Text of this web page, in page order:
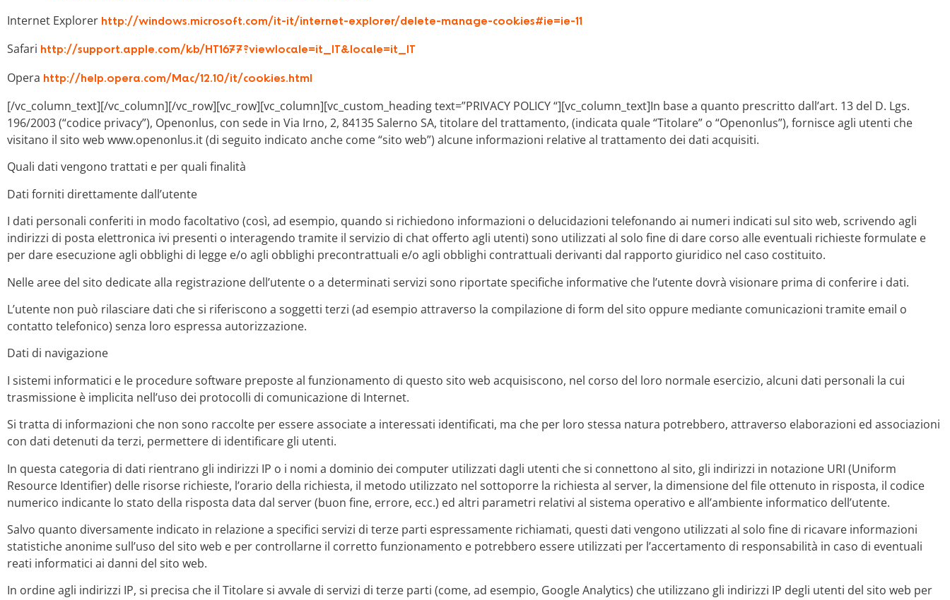
Internet Explorer http://windows.microsoft.com/it-it/internet-explorer/delete-manage-cookies#ie=ie-11
Safari http://support.apple.com/kb/HT1677?viewlocale=it_IT&locale=it_IT
Opera http://help.opera.com/Mac/12.10/it/cookies.html
[/vc_column_text][/vc_column][/vc_row][vc_row][vc_column][vc_custom_heading text=”PRIVACY POLICY “][vc_column_text]In base a quanto prescritto dall’art. 13 del D. Lgs.
196/2003 (“codice privacy”), Openonlus, con sede in Via Irno, 2, 84135 Salerno SA, titolare del trattamento, (indicata quale “Titolare” o “Openonlus”), fornisce agli utenti che
visitano il sito web www.openonlus.it(di seguito indicato anche come “sito web”) alcune informazioni relative al trattamento dei dati acquisiti.
Quali dati vengono trattati e per quali finalità
Dati forniti direttamente dall’utente
I dati personali conferiti in modo facoltativo (così, ad esempio, quando si richiedono informazioni o delucidazioni telefonando ai numeri indicati sul sito web, scrivendo agli
indirizzi di posta elettronica ivi presenti o interagendo tramite il servizio di chat offerto agli utenti) sono utilizzati al solo fine di dare corso alle eventuali richieste formulate e
per dare esecuzione agli obblighi di legge e/o agli obblighi precontrattuali e/o agli obblighi contrattuali derivanti dal rapporto giuridico nel caso costituito.
Nelle aree del sito dedicate alla registrazione dell’utente o a determinati servizi sono riportate specifiche informative che l’utente dovrà visionare prima di conferire i dati.
L’utente non può rilasciare dati che si riferiscono a soggetti terzi (ad esempio attraverso la compilazione di form del sito oppure mediante comunicazioni tramite email o
contatto telefonico) senza loro espressa autorizzazione.
Dati di navigazione
I sistemi informatici e le procedure software preposte al funzionamento di questo sito web acquisiscono, nel corso del loro normale esercizio, alcuni dati personali la cui
trasmissione è implicita nell’uso dei protocolli di comunicazione di Internet.
Si tratta di informazioni che non sono raccolte per essere associate a interessati identificati, ma che per loro stessa natura potrebbero, attraverso elaborazioni ed associazioni
con dati detenuti da terzi, permettere di identificare gli utenti.
In questa categoria di dati rientrano gli indirizzi IP o i nomi a dominio dei computer utilizzati dagli utenti che si connettono al sito, gli indirizzi in notazione URI (Uniform
Resource Identifier) delle risorse richieste, l’orario della richiesta, il metodo utilizzato nel sottoporre la richiesta al server, la dimensione del file ottenuto in risposta, il codice
numerico indicante lo stato della risposta data dal server (buon fine, errore, ecc.) ed altri parametri relativi al sistema operativo e all’ambiente informatico dell’utente.
Salvo quanto diversamente indicato in relazione a specifici servizi di terze parti espressamente richiamati, questi dati vengono utilizzati al solo fine di ricavare informazioni
statistiche anonime sull’uso del sito web e per controllarne il corretto funzionamento e potrebbero essere utilizzati per l’accertamento di responsabilità in caso di eventuali
reati informatici ai danni del sito web.
In ordine agli indirizzi IP, si precisa che il Titolare si avvale di servizi di terze parti (come, ad esempio, Google Analytics) che utilizzano gli indirizzi IP degli utenti del sito web per